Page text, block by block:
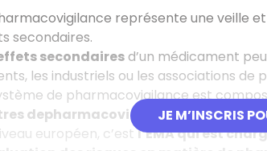
JE M’INSCRIS
représente une veille
secondaires.
secondairesd’un médicament
les industriels ou les associations de
de pharmacovigilance est
depharmacovigilancesur le
européen, c’estl’EMA qui est